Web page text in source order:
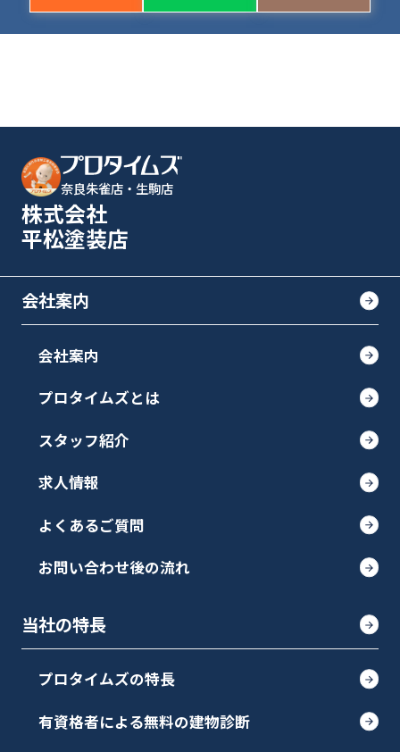
奈良朱雀店・生駒店
株式会社
平松塗装店
会社案内
会社案内
プロタイムズとは
スタッフ紹介
求人情報
よくあるご質問
お問い合わせ後の流れ
当社の特長
プロタイムズの特長
有資格者による無料の建物診断